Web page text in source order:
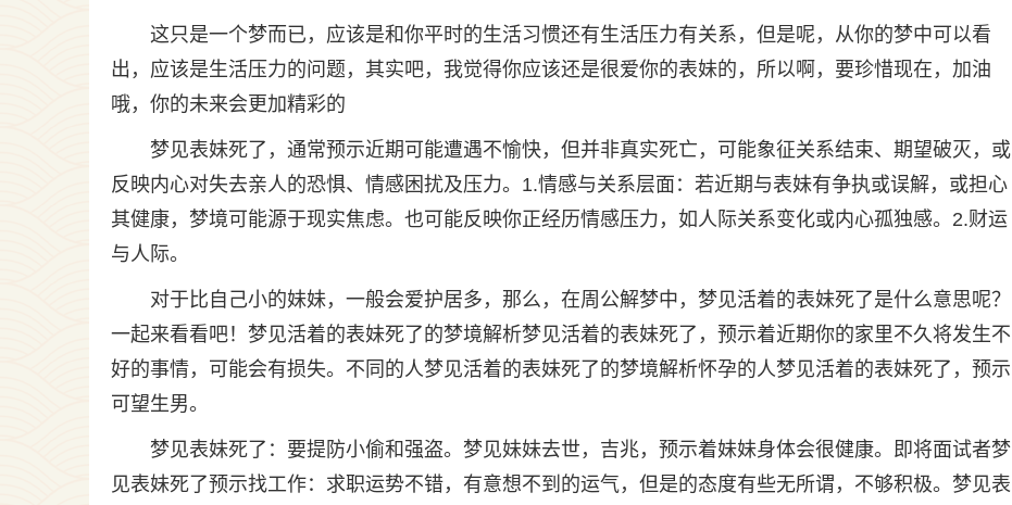
这只是一个梦而已，应该是和你平时的生活习惯还有生活压力有关系，但是呢，从你的梦中可以看
出，应该是生活压力的问题，其实吧，我觉得你应该还是很爱你的表妹的，所以啊，要珍惜现在，加油
哦，你的未来会更加精彩的
梦见表妹死了，通常预示近期可能遭遇不愉快，但并非真实死亡，可能象征关系结束、期望破灭，或
反映内心对失去亲人的恐惧、情感困扰及压力。1.情感与关系层面：若近期与表妹有争执或误解，或担心
其健康，梦境可能源于现实焦虑。也可能反映你正经历情感压力，如人际关系变化或内心孤独感。2.财运
与人际。
对于比自己小的妹妹，一般会爱护居多，那么，在周公解梦中，梦见活着的表妹死了是什么意思呢？
一起来看看吧！梦见活着的表妹死了的梦境解析梦见活着的表妹死了，预示着近期你的家里不久将发生不
好的事情，可能会有损失。不同的人梦见活着的表妹死了的梦境解析怀孕的人梦见活着的表妹死了，预示
可望生男。
梦见表妹死了：要提防小偷和强盗。梦见妹妹去世，吉兆，预示着妹妹身体会很健康。即将面试者梦
见表妹死了预示找工作：求职运势不错，有意想不到的运气，但是的态度有些无所谓，不够积极。梦见表